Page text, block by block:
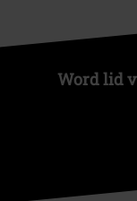
Word lid